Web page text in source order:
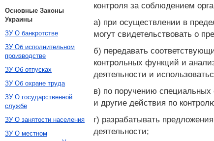
контроля за соблюдением
а) при осуществлении в
могут свидетельствовать о
б) передавать
контрольных функций и
деятельности и
в) по поручению специальных
и другие действия по
г) разрабатывать
деятельности;
Основные Законы
Украины
ЗУ О банкротстве
ЗУ Об исполнительном
производстве
ЗУ Об отпусках
ЗУ Об охране труда
ЗУ О государственной
службе
ЗУ О занятости населения
ЗУ О местном